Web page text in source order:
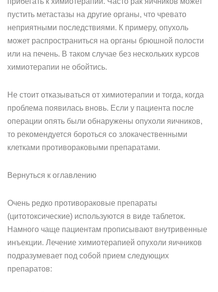
пустить метастазы на другие органы, что чревато
неприятными последствиями. К примеру, опухоль
может распространиться на органы брюшной полости
или на печень. В таком случае без нескольких курсов
химиотерапии не обойтись.
Не стоит отказываться от химиотерапии и тогда, когда
проблема появилась вновь. Если у пациента после
операции опять были обнаружены опухоли яичников,
то рекомендуется бороться со злокачественными
клетками противораковыми препаратами.
Вернуться к оглавлению
Очень редко противораковые препараты
(цитотоксические) используются в виде таблеток.
Намного чаще пациентам прописывают внутривенные
инъекции. Лечение химиотерапией опухоли яичников
подразумевает под собой прием следующих
препаратов: